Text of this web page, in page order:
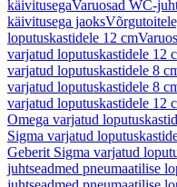
käivitusegaVaruosad WC-
käivitusega jaoks
loputuskastidele 12 cm
varjatud loputuskastidele 12
varjatud loputuskastidele 8
varjatud loputuskastidele 8
varjatud loputuskastidele 12
Omega varjatud
Sigma varjatud
Geberit Sigma varjatud
juhtseadmed pneumaatilise